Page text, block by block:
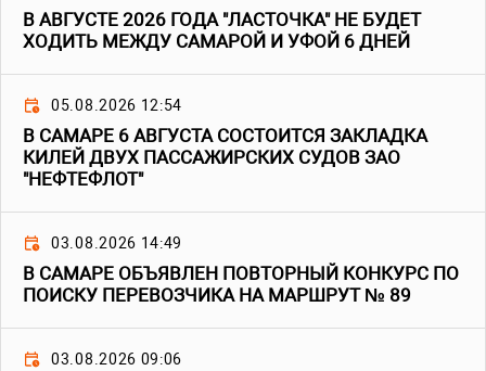
В АВГУСТЕ 2026 ГОДА "ЛАСТОЧКА" НЕ БУДЕТ
ХОДИТЬ МЕЖДУ САМАРОЙ И УФОЙ 6 ДНЕЙ
05.08.2026 12:54
В САМАРЕ 6 АВГУСТА СОСТОИТСЯ ЗАКЛАДКА
КИЛЕЙ ДВУХ ПАССАЖИРСКИХ СУДОВ ЗАО
"НЕФТЕФЛОТ"
03.08.2026 14:49
В САМАРЕ ОБЪЯВЛЕН ПОВТОРНЫЙ КОНКУРС ПО
ПОИСКУ ПЕРЕВОЗЧИКА НА МАРШРУТ № 89
03.08.2026 09:06